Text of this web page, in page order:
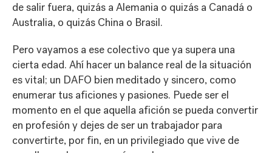
de salir fuera, quizás a Alemania o quizás a Canadá o
Australia, o quizás China o Brasil.
Pero vayamos a ese colectivo que ya supera una
cierta edad. Ahí hacer un balance real de la situación
es vital; un DAFO bien meditado y sincero, como
enumerar tus aficiones y pasiones. Puede ser el
momento en el que aquella afición se pueda convertir
en profesión y dejes de ser un trabajador para
convertirte, por fin, en un privilegiado que vive de